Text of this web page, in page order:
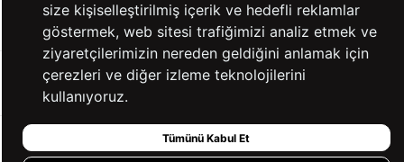
BİZE ULAŞIN
HIZLI ERİŞİM
KVKK ve GİZLİLİK
size kişiselleştirilmiş içerik ve hedefli reklamlar
göstermek, web sitesi trafiğimizi analiz etmek ve
ziyaretçilerimizin nereden geldiğini anlamak için
çerezleri ve diğer izleme teknolojilerini
kullanıyoruz.
Tümünü Kabul Et